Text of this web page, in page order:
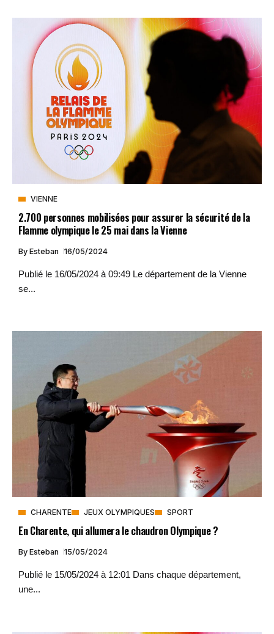
VIENNE
2.700 personnes mobilisées pour assurer la sécurité de la
Flamme olympique le 25 mai dans la Vienne
By Esteban 16/05/2024
Publié le 16/05/2024 à 09:49 Le département de la Vienne
se...
CHARENTE JEUX OLYMPIQUES SPORT
En Charente, qui allumera le chaudron Olympique ?
By Esteban 15/05/2024
Publié le 15/05/2024 à 12:01 Dans chaque département,
une...